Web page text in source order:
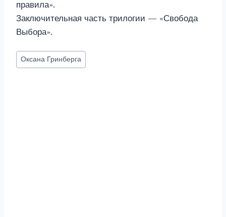
правила».
Заключительная часть трилогии — «Свобода
Выбора».
Метки
записи:
Оксана Гринберга